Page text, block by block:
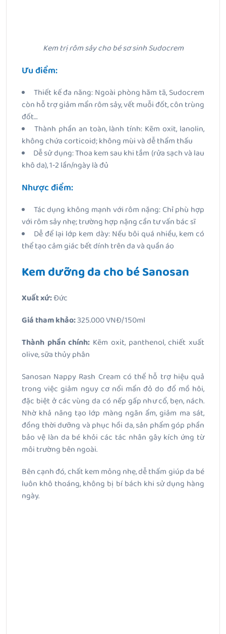
Kem trị rôm sảy cho bé sơ sinh Sudocrem
Ưu điểm:
Thiết kế đa năng: Ngoài phòng hăm tã, Sudocrem
còn hỗ trợ giảm mẩn rôm sảy, vết muỗi đốt, côn trùng
đốt…
Thành phần an toàn, lành tính: Kẽm oxit, lanolin,
không chứa corticoid; không mùi và dễ thẩm thấu
Dễ sử dụng: Thoa kem sau khi tắm (rửa sạch và lau
khô da), 1‑2 lần/ngày là đủ
Nhược điểm:
Tác dụng không mạnh với rôm nặng: Chỉ phù hợp
với rôm sảy nhẹ; trường hợp nặng cần tư vấn bác sĩ
Dễ để lại lớp kem dày: Nếu bôi quá nhiều, kem có
thể tạo cảm giác bết dính trên da và quần áo
Kem dưỡng da cho bé Sanosan
Xuất xứ:Đức
Giá tham khảo:325.000 VNĐ/150ml
Thành phần chính: Kẽm oxit, panthenol, chiết xuất
olive, sữa thủy phân
Sanosan Nappy Rash Cream có thể hỗ trợ hiệu quả
trong việc giảm nguy cơ nổi mẩn đỏ do đổ mồ hôi,
đặc biệt ở các vùng da có nếp gấp như cổ, bẹn, nách.
Nhờ khả năng tạo lớp màng ngăn ẩm, giảm ma sát,
đồng thời dưỡng và phục hồi da, sản phẩm góp phần
bảo vệ làn da bé khỏi các tác nhân gây kích ứng từ
môi trường bên ngoài.
Bên cạnh đó, chất kem mỏng nhẹ, dễ thấm giúp da bé
luôn khô thoáng, không bị bí bách khi sử dụng hàng
ngày.